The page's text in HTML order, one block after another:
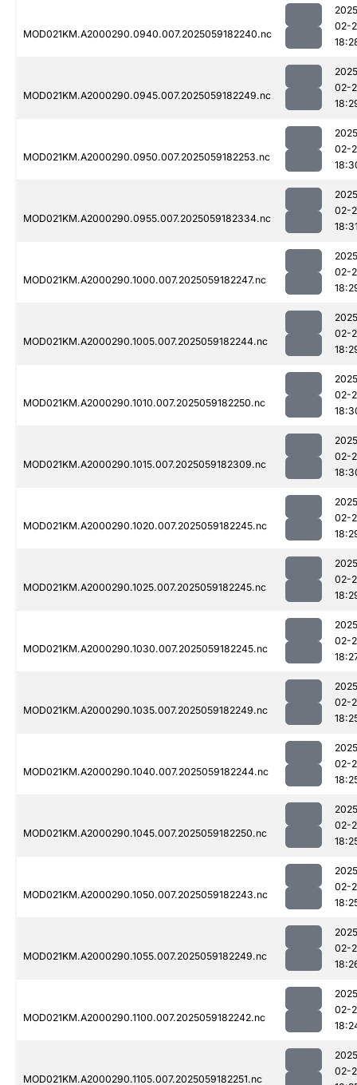
MOD021KM.A2000290.0940.007.2025059182240.nc
02-
MOD021KM.A2000290.0945.007.2025059182249.nc
02-
MOD021KM.A2000290.0950.007.2025059182253.nc
02-
MOD021KM.A2000290.0955.007.2025059182334.nc
02-
MOD021KM.A2000290.1000.007.2025059182247.nc
02-
MOD021KM.A2000290.1005.007.2025059182244.nc
02-
MOD021KM.A2000290.1010.007.2025059182250.nc
02-
MOD021KM.A2000290.1015.007.2025059182309.nc
02-
MOD021KM.A2000290.1020.007.2025059182245.nc
02-
MOD021KM.A2000290.1025.007.2025059182245.nc
02-
MOD021KM.A2000290.1030.007.2025059182245.nc
02-
MOD021KM.A2000290.1035.007.2025059182249.nc
02-
MOD021KM.A2000290.1040.007.2025059182244.nc
02-
MOD021KM.A2000290.1045.007.2025059182250.nc
02-
MOD021KM.A2000290.1050.007.2025059182243.nc
02-
MOD021KM.A2000290.1055.007.2025059182249.nc
02-
MOD021KM.A2000290.1100.007.2025059182242.nc
02-
MOD021KM.A2000290.1105.007.2025059182251.nc
02-